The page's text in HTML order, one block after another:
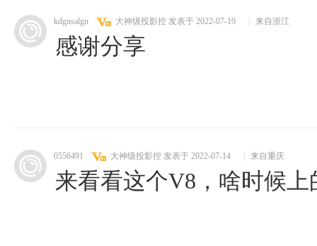
kdgnsalgn 大神级投影控 发表于 2022-07-19 来自浙江
感谢分享
0556491 大神级投影控 发表于 2022-07-14 来自重庆
来看看这个V8，啥时候上